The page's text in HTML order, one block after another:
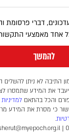
דברי פרסומת
אחד מאמצעי
להמשך
התיבה לא ניתן
את המידע שתמסרו
והכל בהתאם
כי מסרת את המידע
.
מאחורי
מקסימוס לרבי
מגלה שמה שנראה כרגע
בהרבה